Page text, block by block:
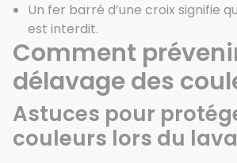
Un fer barré d’une croix signifie
est interdit.
Comment
délavage des
Astuces pour
couleurs lors du